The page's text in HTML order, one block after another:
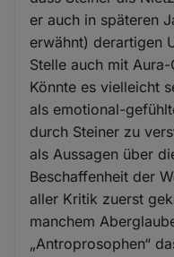
er auch in späteren
erwähnt) derartigen
Stelle auch mit
Könnte es vielleicht
als emotional-
durch Steiner zu
als Aussagen über
Beschaffenheit der
aller Kritik zuerst
manchem
„Antroprosophen“